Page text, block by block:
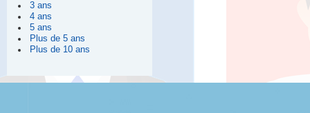
3 ans
4 ans
5 ans
Plus de 5 ans
Plus de 10 ans